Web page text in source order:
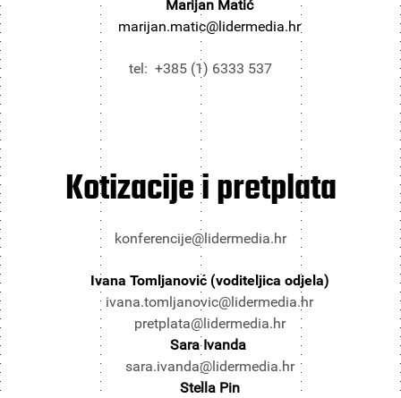
Marijan Matić
marijan.matic@lidermedia.hr
tel: +385 (1) 6333 537
Kotizacije i pretplata
konferencije@lidermedia.hr
Ivana Tomljanović (voditeljica odjela)
ivana.tomljanovic@lidermedia.hr
pretplata@lidermedia.hr
Sara Ivanda
sara.ivanda@lidermedia.hr
Stella Pin